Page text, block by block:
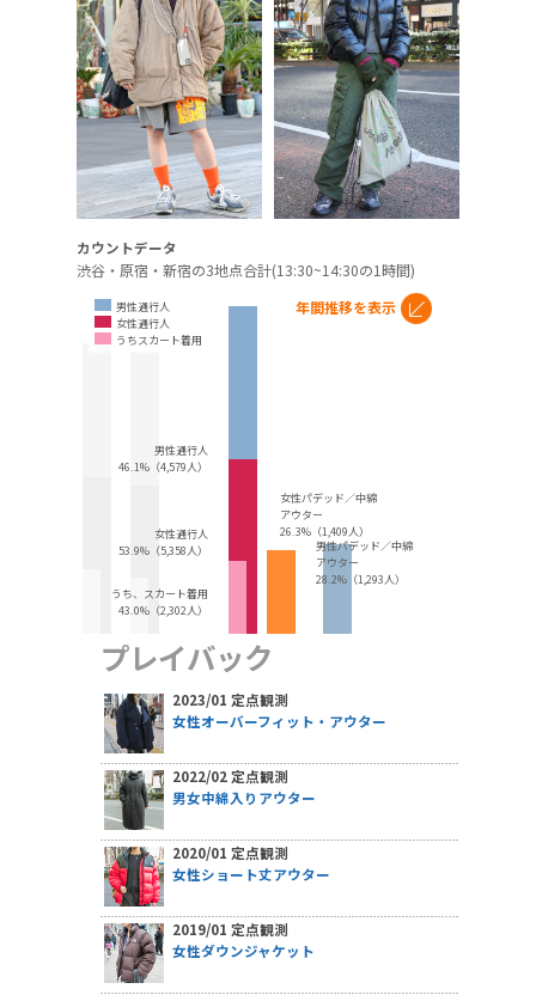
カウントデータ
渋谷・原宿・新宿の3地点合計(13:30~14:30の1時間)
男性通行人
女性通行人
うちスカート着用
年間推移を表示
男性通行人
46.1%（4,579人）
女性通行人
53.9%（5,358人）
うち、スカート着用
43.0%（2,302人）
女性パデッド／中綿
アウター
26.3%（1,409人）
男性パデッド／中綿
アウター
28.2%（1,293人）
プレイバック
2023/01 定点観測
女性オーバーフィット・アウター
2022/02 定点観測
男女中綿入りアウター
2020/01 定点観測
女性ショート丈アウター
2019/01 定点観測
女性ダウンジャケット